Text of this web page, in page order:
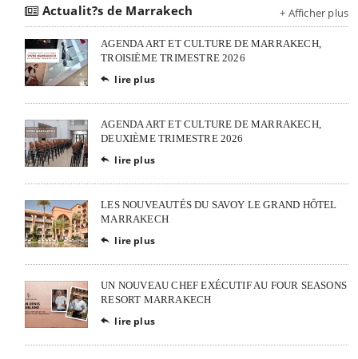
Actualit?s de Marrakech + Afficher plus
AGENDA ART ET CULTURE DE MARRAKECH,
TROISIÈME TRIMESTRE 2026
 lire plus
AGENDA ART ET CULTURE DE MARRAKECH,
DEUXIÈME TRIMESTRE 2026
 lire plus
LES NOUVEAUTÉS DU SAVOY LE GRAND HÔTEL
MARRAKECH
 lire plus
UN NOUVEAU CHEF EXÉCUTIF AU FOUR SEASONS
RESORT MARRAKECH
 lire plus